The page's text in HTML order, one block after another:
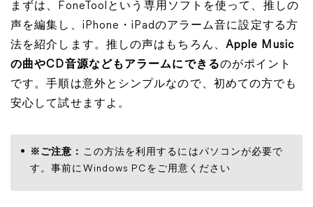
まずは、FoneToolという専用ソフトを使って、推しの
声を編集し、iPhone・iPadのアラーム音に設定する方
法を紹介します。推しの声はもちろん、 Apple Music
の曲やCD音源などもアラームにできるのがポイント
です。手順は意外とシンプルなので、初めての方でも
安心して試せますよ。
※ご注意： この方法を利用するにはパソコンが必要で
す。事前にWindows PCをご用意ください